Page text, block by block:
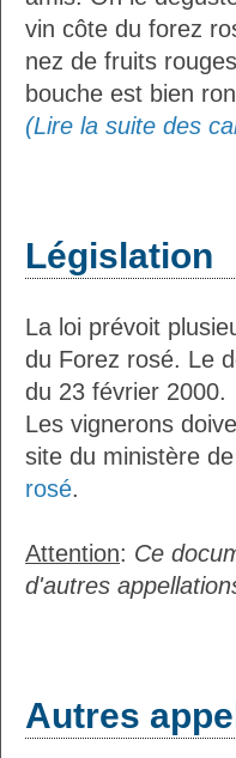
vin côte du forez
nez de fruits
bouche est bien
(Lire la suite des
Législation
La loi prévoit
du Forez rosé. Le
du 23 février 2000.
Les vignerons
site du ministère
rosé.
Attention: Ce
d'autres
Autres